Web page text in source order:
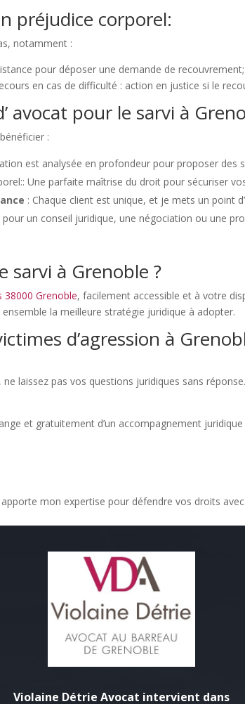
préjudice corporel:
notamment :
pour déposer une demande de
en cas de difficulté : action en justice si le
avocat pour le sarvi à
:
est analysée en profondeur pour proposer des
Une parfaite maîtrise du droit pour sécuriser
: Chaque client est unique, et je mets un point
pour un conseil juridique, une négociation ou une
sarvi à Grenoble ?
38000 Grenoble, facilement accessible et à votre
la meilleure stratégie juridique à adopter.
d’agression à
laissez pas vos questions juridiques sans réponse.
et gratuitement d’un accompagnement
mon expertise pour défendre vos droits
Violaine Détrie Avocat intervient dans